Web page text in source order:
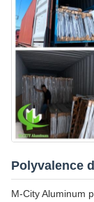
Polyvalence
M-City Aluminum